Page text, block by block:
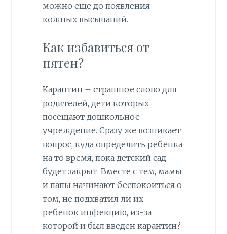
можно еще до появления
кожных высыпаний.
Как избавиться от
пятен?
Карантин – страшное слово для
родителей, дети которых
посещают дошкольное
учреждение. Сразу же возникает
вопрос, куда определить ребенка
на то время, пока детский сад
будет закрыт. Вместе с тем, мамы
и папы начинают беспокоиться о
том, не подхватил ли их
ребенок инфекцию, из-за
которой и был введен карантин?